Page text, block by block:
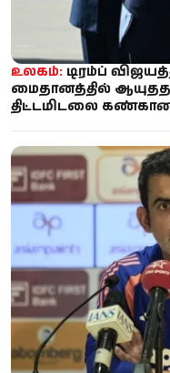
உலகம்: டிரம்ப்
மைதானத்தில்
திட்டமிடலை